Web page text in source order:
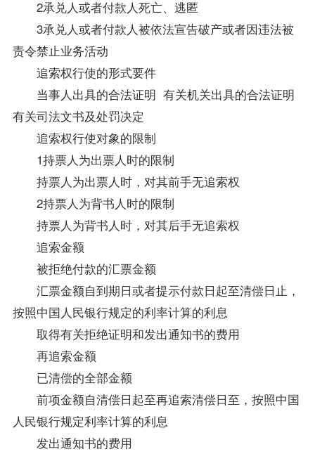
2承兑人或者付款人死亡、逃匿
3承兑人或者付款人被依法宣告破产或者因违法被
责令禁止业务活动
追索权行使的形式要件
当事人出具的合法证明 有关机关出具的合法证明
有关司法文书及处罚决定
追索权行使对象的限制
1持票人为出票人时的限制
持票人为出票人时，对其前手无追索权
2持票人为背书人时的限制
持票人为背书人时，对其后手无追索权
追索金额
被拒绝付款的汇票金额
汇票金额自到期日或者提示付款日起至清偿日止，
按照中国人民银行规定的利率计算的利息
取得有关拒绝证明和发出通知书的费用
再追索金额
已清偿的全部金额
前项金额自清偿日起至再追索清偿日至，按照中国
人民银行规定利率计算的利息
发出通知书的费用